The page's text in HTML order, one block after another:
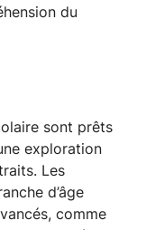
du
sont prêts
exploration
Les
d’âge
comme